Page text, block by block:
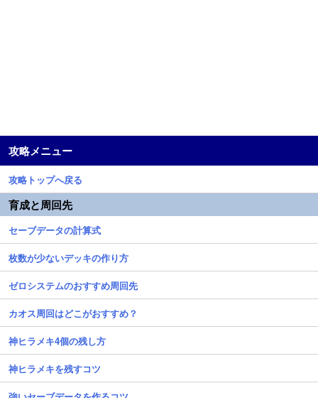
攻略メニュー
攻略トップへ戻る
育成と周回先
セーブデータの計算式
枚数が少ないデッキの作り方
ゼロシステムのおすすめ周回先
カオス周回はどこがおすすめ？
神ヒラメキ4個の残し方
神ヒラメキを残すコツ